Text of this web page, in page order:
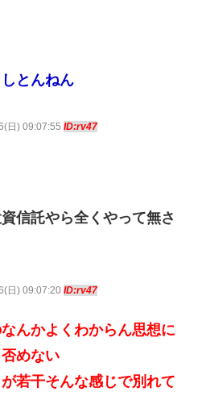
とんねん
日) 09:07:55 ID:rv47
信託やら全くやって無さ
日) 09:07:20 ID:rv47
んかよくわからん思想に
めない
若干そんな感じで別れて